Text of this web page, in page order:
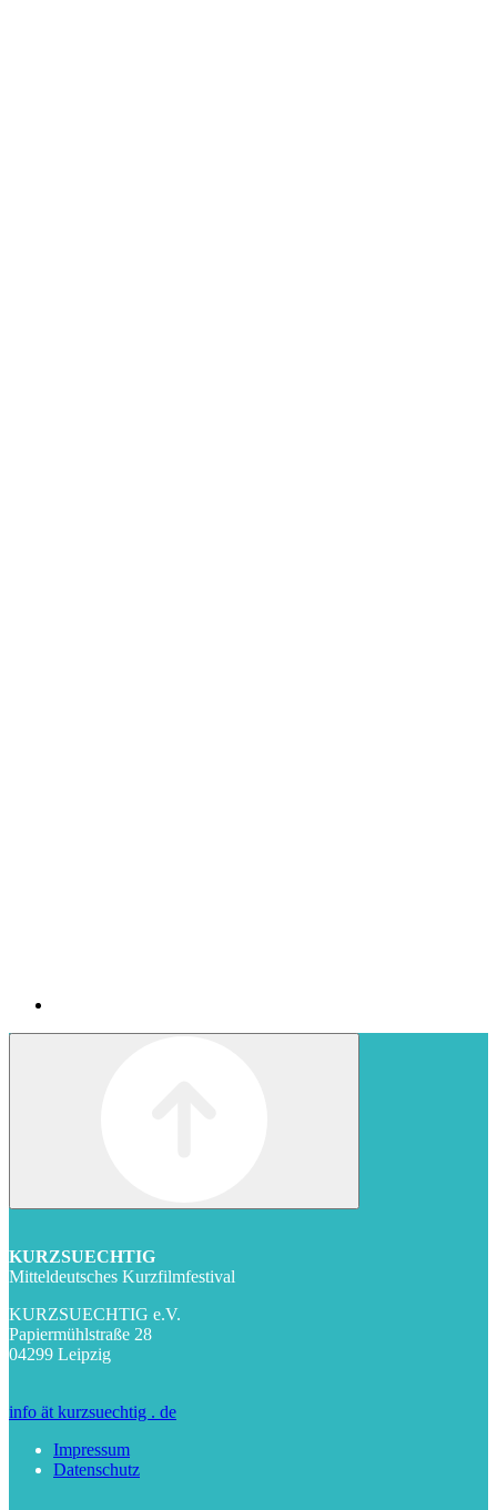
KURZSUECHTIG
Mitteldeutsches Kurzfilmfestival
KURZSUECHTIG e.V.
Papiermühlstraße 28
04299 Leipzig
info ät kurzsuechtig . de
Impressum
Datenschutz